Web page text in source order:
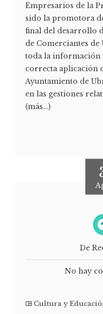
Empresarios de la
sido la promotora
final del desarrollo
de Comerciantes
toda la información
correcta aplicación
Ayuntamiento de
en las gestiones
(más…)
De
No hay
Cultura y